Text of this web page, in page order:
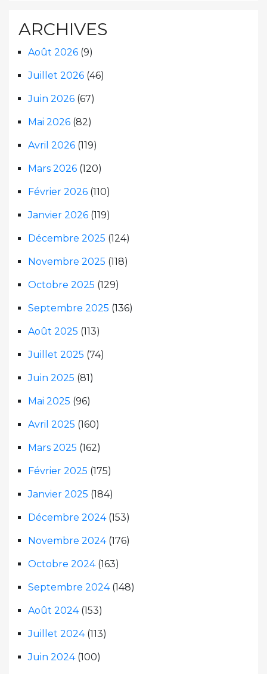
ARCHIVES
Août 2026 (9)
Juillet 2026 (46)
Juin 2026 (67)
Mai 2026 (82)
Avril 2026 (119)
Mars 2026 (120)
Février 2026 (110)
Janvier 2026 (119)
Décembre 2025 (124)
Novembre 2025 (118)
Octobre 2025 (129)
Septembre 2025 (136)
Août 2025 (113)
Juillet 2025 (74)
Juin 2025 (81)
Mai 2025 (96)
Avril 2025 (160)
Mars 2025 (162)
Février 2025 (175)
Janvier 2025 (184)
Décembre 2024(153)
Novembre 2024(176)
Octobre 2024(163)
Septembre 2024(148)
Août 2024(153)
Juillet 2024(113)
Juin 2024(100)